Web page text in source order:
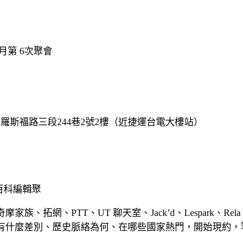
第 6次聚會
斯福路三段244巷2號2樓（近捷運台電大樓站）
科編輯聚
家族、拓網、PTT、UT 聊天室、Jack’d、Lespark、
麼差別、歷史脈絡為何、在哪些國家熱門，開始現約